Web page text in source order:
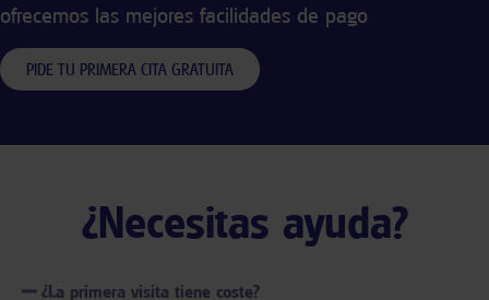
ofrecemos las mejores facilidades de pago
PIDE TU PRIMERA CITA GRATUITA
¿Necesitas ayuda?
¿La primera visita tiene coste?